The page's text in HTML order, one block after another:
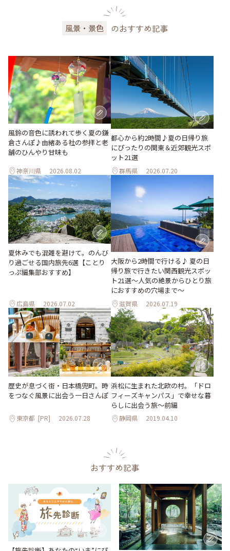
風景・景色 のおすすめ記事
風鈴の音色に誘われて歩く夏の鎌
倉さんぽ♪由緒ある社の参拝と老
舗のひんやり甘味も
神奈川県 2026.08.02
都心から約2時間♪夏の日帰り旅
にぴったりの関東＆近郊観光スポ
ット21選
群馬県 2026.07.20
夏休みでも混雑を避けて。のんび
り過ごせる国内旅先6選【ことり
っぷ編集部おすすめ】
広島県 2026.07.02
大阪から2時間で行ける♪ 夏の日
帰り旅で行きたい関西観光スポッ
ト21選～人気の絶景からひとり旅
におすすめの穴場まで～
滋賀県 2026.07.19
歴史が息づく街・日本橋兜町。時
をつなぐ風景に出会う一日さんぽ
東京都 [PR] 2026.07.28
浜松に生まれた北欧の村。「ドロ
フィーズキャンパス」で幸せな暮
らしに出会う旅～前編
静岡県 2019.04.10
おすすめ記事